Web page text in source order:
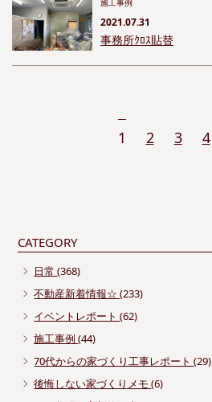
施工事例
2021.07.31
事務所ｸﾛｽ貼替
1 2 3 4
CATEGORY
日常(368)
不動産新着情報☆(233)
イベントレポート(62)
施工事例(44)
70代からの家づくり工事レポート(29)
後悔しない家づくりメモ(6)